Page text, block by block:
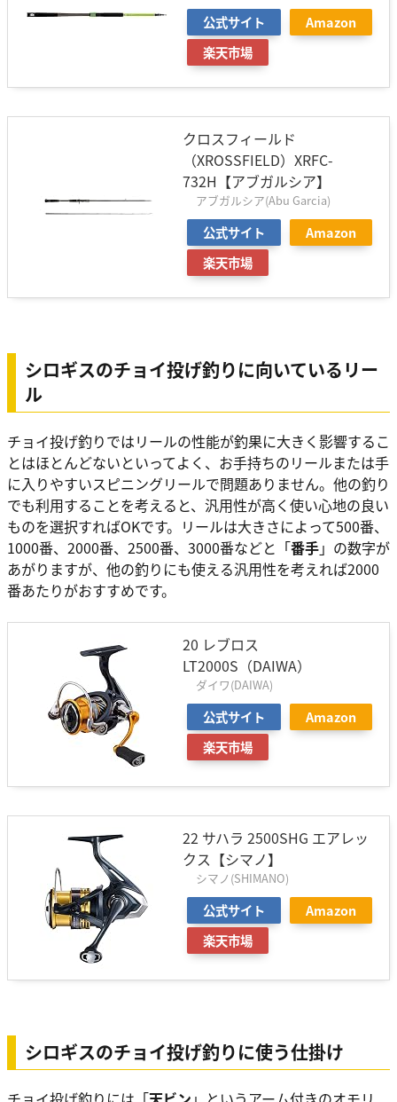
公式サイト
Amazon
楽天市場
クロスフィールド
（XROSSFIELD）XRFC-
732H【アブガルシア】
アブガルシア(Abu Garcia)
公式サイト
Amazon
楽天市場
シロギスのチョイ投げ釣りに向いているリー
ル
チョイ投げ釣りではリールの性能が釣果に大きく影響するこ
とはほとんどないといってよく、お手持ちのリールまたは手
に入りやすいスピニングリールで問題ありません。他の釣り
でも利用することを考えると、汎用性が高く使い心地の良い
ものを選択すればOKです。リールは大きさによって500番、
1000番、2000番、2500番、3000番などと「番手」の数字が
あがりますが、他の釣りにも使える汎用性を考えれば2000
番あたりがおすすめです。
20 レブロス
LT2000S（DAIWA）
ダイワ(DAIWA)
公式サイト
Amazon
楽天市場
22 サハラ 2500SHG エアレッ
クス【シマノ】
シマノ(SHIMANO)
公式サイト
Amazon
楽天市場
シロギスのチョイ投げ釣りに使う仕掛け